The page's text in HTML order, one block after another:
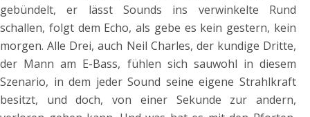
gebündelt, er lässt Sounds ins verwinkelte Rund
schallen, folgt dem Echo, als gebe es kein gestern, kein
morgen. Alle Drei, auch Neil Charles, der kundige Dritte,
der Mann am E-Bass, fühlen sich sauwohl in diesem
Szenario, in dem jeder Sound seine eigene Strahlkraft
besitzt, und doch, von einer Sekunde zur andern,